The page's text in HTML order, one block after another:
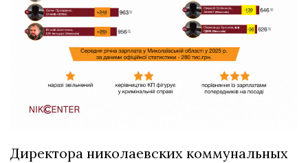
Директора николаевских коммунальных